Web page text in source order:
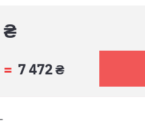
₴
7 472 ₴